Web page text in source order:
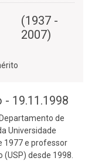
(1937 -
2007)
- 19.11.1998
de
Universidade
1977 e professor
desde 1998.